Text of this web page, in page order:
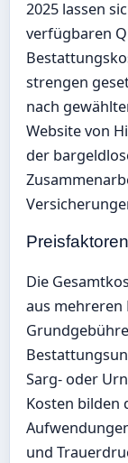
2025 lassen
verfügbaren
strengen
nach
Website von
der
Die
aus mehreren
Sarg- oder
Kosten bilden
und